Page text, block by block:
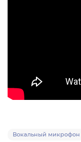
Вокальный микрофон